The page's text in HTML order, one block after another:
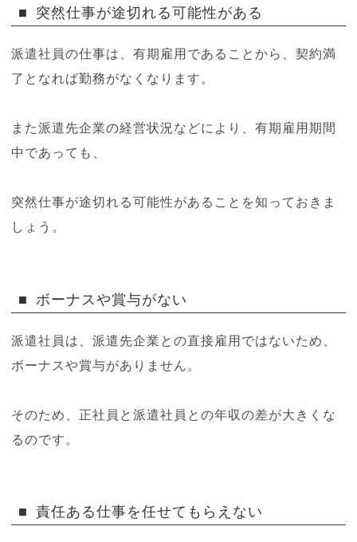
突然仕事が途切れる可能性がある
派遣社員の仕事は、有期雇用であることから、契約満
了となれば勤務がなくなります。
また派遣先企業の経営状況などにより、有期雇用期間
中であっても、
突然仕事が途切れる可能性があることを知っておきま
しょう。
ボーナスや賞与がない
派遣社員は、派遣先企業との直接雇用ではないため、
ボーナスや賞与がありません。
そのため、正社員と派遣社員との年収の差が大きくな
るのです。
責任ある仕事を任せてもらえない